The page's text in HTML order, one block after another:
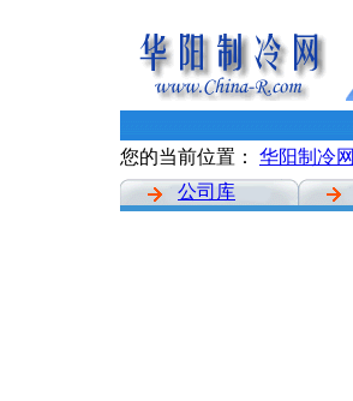
您的当前位置： 华阳制冷网
公司库